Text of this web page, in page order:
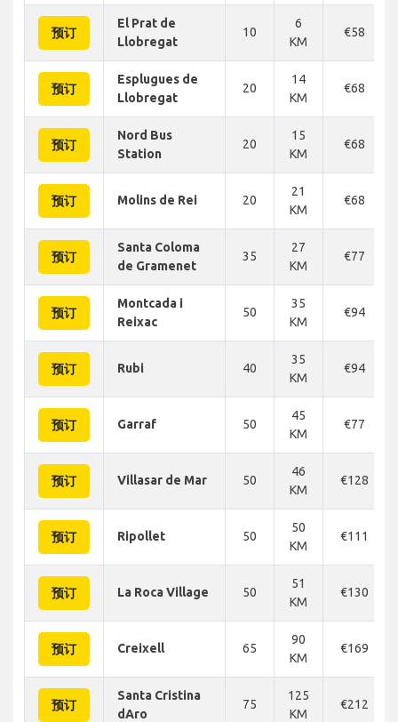
预订
El Prat de
Llobregat
10
6
KM
€58
预订
Esplugues de
Llobregat
20
14
KM
€68
预订
Nord Bus
Station
20
15
KM
€68
预订 Molins de Rei 20
21
KM
€68
预订
Santa Coloma
de Gramenet
35
27
KM
€77
预订
Montcada i
Reixac
50
35
KM
€94
预订 Rubi 40
35
KM
€94
预订 Garraf 50
45
KM
€77
预订 Villasar de Mar 50
46
KM
€128
预订 Ripollet 50
50
KM
€111
预订 La Roca Village 50
51
KM
€130
预订 Creixell 65
90
KM
€169
预订
Santa Cristina
dAro
75
125
KM
€212